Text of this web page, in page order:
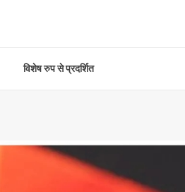
विशेष रुप से प्रदर्शित